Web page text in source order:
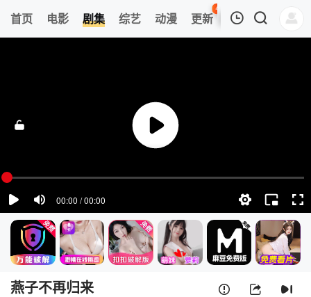
首页 电影 剧集 综艺 动漫 更新
48
热榜 APP
清空
燕子不再归来